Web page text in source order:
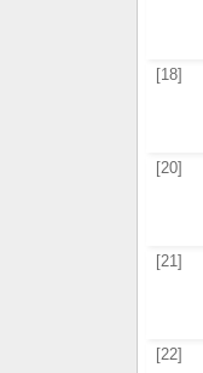
[18]
[20]
[21]
[22]